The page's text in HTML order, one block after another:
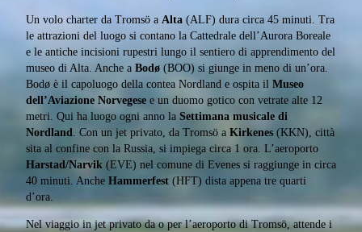
Un volo charter da Tromsö a Alta (ALF) dura circa 45 minuti. Tra
le attrazioni del luogo si contano la Cattedrale dell’Aurora Boreale
e le antiche incisioni rupestri lungo il sentiero di apprendimento del
museo di Alta. Anche a Bodø (BOO) si giunge in meno di un’ora.
Bodø è il capoluogo della contea Nordland e ospita il Museo
dell’Aviazione Norvegese e un duomo gotico con vetrate alte 12
metri. Qui ha luogo ogni anno la Settimana musicale di
Nordland. Con un jet privato, da Tromsö a Kirkenes (KKN), città
sita al confine con la Russia, si impiega circa 1 ora. L’aeroporto
Harstad/Narvik (EVE) nel comune di Evenes si raggiunge in circa
40 minuti. Anche Hammerfest (HFT) dista appena tre quarti
d’ora.
Nel viaggio in jet privato da o per l’aeroporto di Tromsö, attende i